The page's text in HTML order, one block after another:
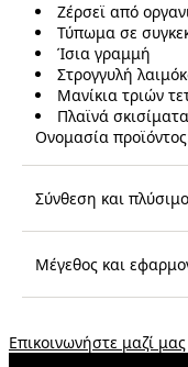
Ζέρσεϊ από
Τύπωμα σε
Ίσια γραμμή
Στρογγυλή
Μανίκια τριών
Πλαϊνά σκισίματα
Ονομασία
Σύνθεση και πλύσιμο
Μέγεθος και
Επικοινωνήστε μαζί μας